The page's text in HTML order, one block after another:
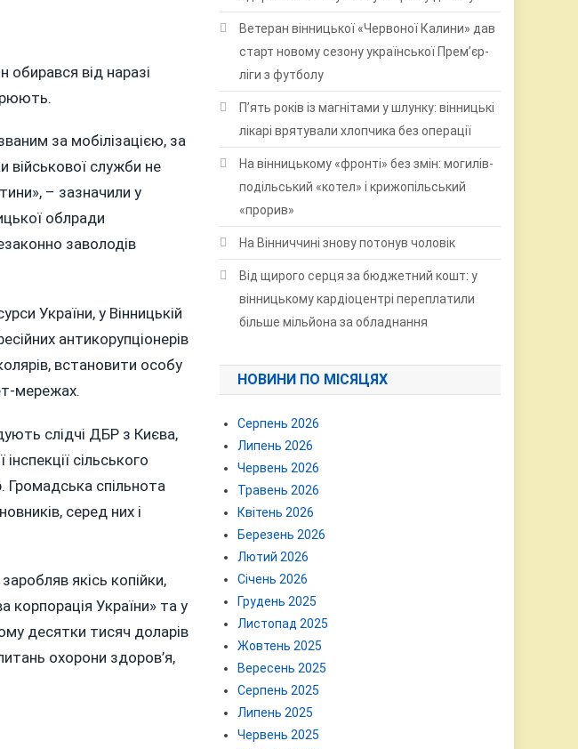
обирався від наразі
за мобілізацією, за
військової служби не
– зазначили у
облради
заволодів
України, у Вінницькій
антикорупціонерів
встановити особу
мережах.
слідчі ДБР з Києва,
сільського
Громадська спільнота
серед них і
якісь копійки,
корпорація України» та у
десятки тисяч доларів
охорони здоров’я,
Ветеран вінницької «Червоної Калини» дав
старт новому сезону української Прем’єр-
ліги з футболу
П’ять років із магнітами у шлунку: вінницькі
лікарі врятували хлопчика без операції
На вінницькому «фронті» без змін: могилів-
подільський «котел» і крижопільський
«прорив»
На Вінниччині знову потонув чоловік
Від щирого серця за бюджетний кошт: у
вінницькому кардіоцентрі переплатили
більше мільйона за обладнання
НОВИНИ ПО МІСЯЦЯХ
Серпень 2026
Липень 2026
Червень 2026
Травень 2026
Квітень 2026
Березень 2026
Лютий 2026
Січень 2026
Грудень 2025
Листопад 2025
Жовтень 2025
Вересень 2025
Серпень 2025
Липень 2025
Червень 2025